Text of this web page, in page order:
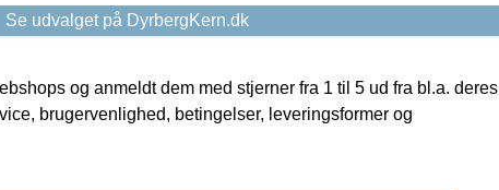
Se udvalget på DyrbergKern.dk
og anmeldt dem med stjerner fra 1 til 5 ud fra bl.a. deres
brugervenlighed, betingelser, leveringsformer og